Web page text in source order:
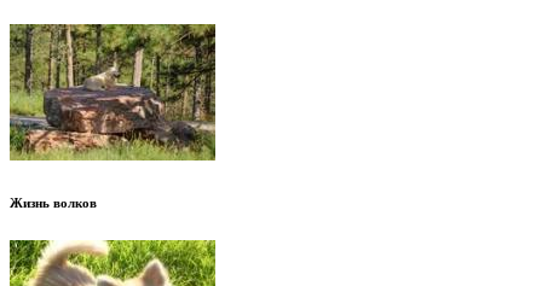
Жизнь волков